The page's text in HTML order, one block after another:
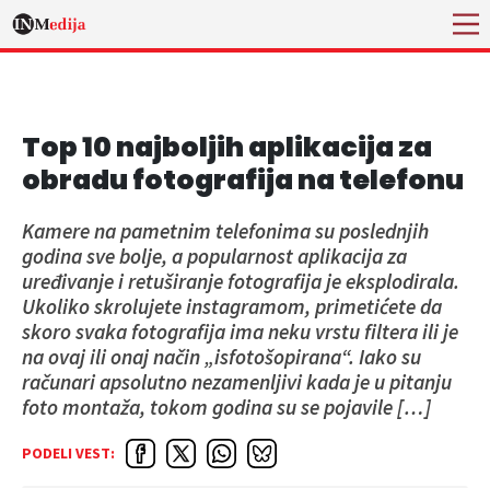
Top 10 najboljih aplikacija za
obradu fotografija na telefonu
Kamere na pametnim telefonima su poslednjih
godina sve bolje, a popularnost aplikacija za
uređivanje i retuširanje fotografija je eksplodirala.
Ukoliko skrolujete instagramom, primetićete da
skoro svaka fotografija ima neku vrstu filtera ili je
na ovaj ili onaj način „isfotošopirana“. Iako su
računari apsolutno nezamenljivi kada je u pitanju
foto montaža, tokom godina su se pojavile […]
PODELI VEST: